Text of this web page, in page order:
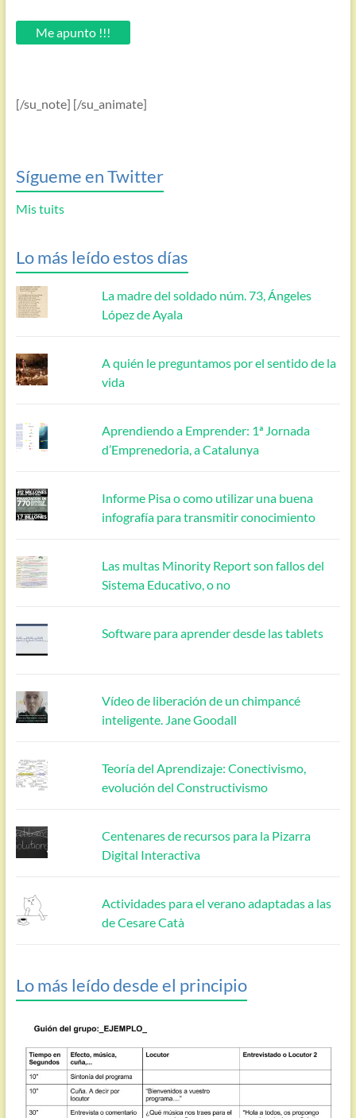
email.Me apunto !!!
[/su_note] [/su_animate]
Sígueme en Twitter
Mis tuits
Lo más leído estos días
La madre del soldado núm. 73, Ángeles
López de Ayala
A quién le preguntamos por el sentido de la
vida
Aprendiendo a Emprender: 1ª Jornada
d’Emprenedoria, a Catalunya
Informe Pisa o como utilizar una buena
infografía para transmitir conocimiento
Las multas Minority Report son fallos del
Sistema Educativo, o no
Software para aprender desde las tablets
Vídeo de liberación de un chimpancé
inteligente. Jane Goodall
Teoría del Aprendizaje: Conectivismo,
evolución del Constructivismo
Centenares de recursos para la Pizarra
Digital Interactiva
Actividades para el verano adaptadas a las
de Cesare Catà
Lo más leído desde el principio